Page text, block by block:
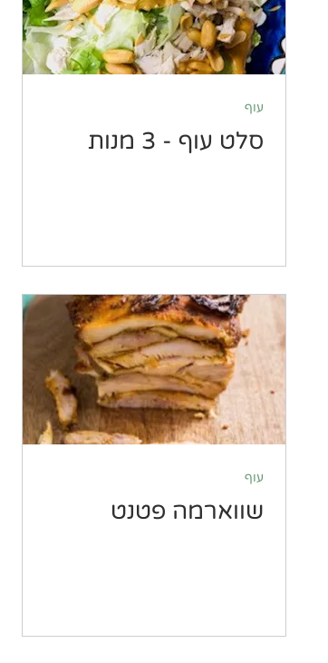
עוף
סלט עוף - 3 מנות
עוף
שווארמה פטנט